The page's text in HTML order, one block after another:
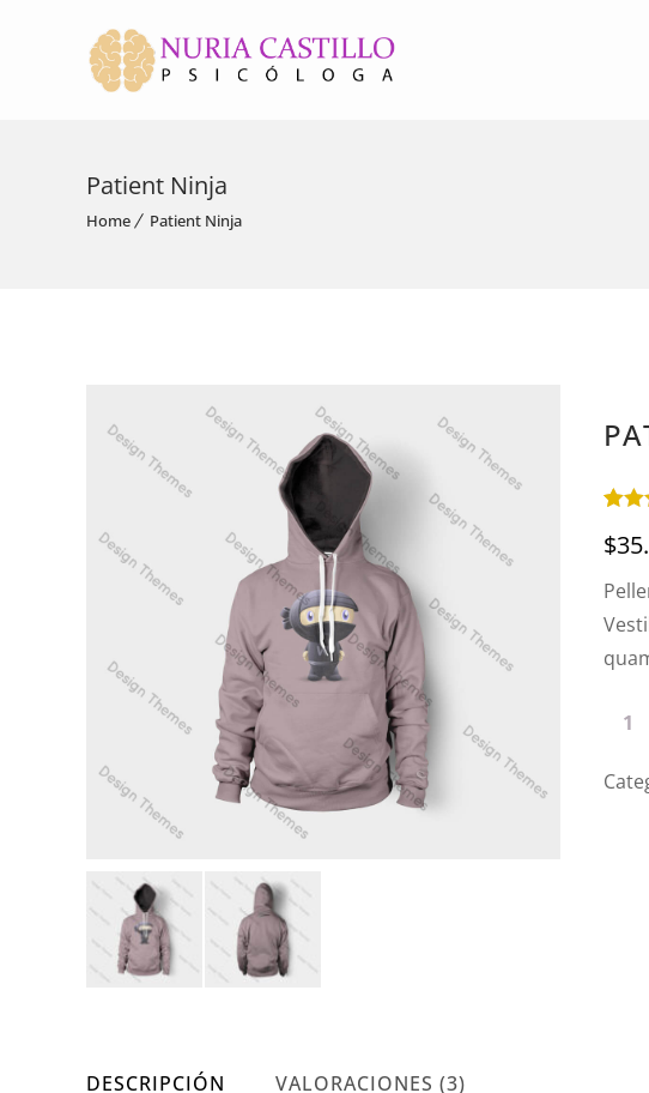
Patient Ninja
Home Patient Ninja
con
a
de
$
DESCRIPCIÓN VALORACIONES (3)